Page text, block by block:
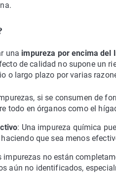
una impureza por encima del
de calidad no supone un
o largo plazo por varias
si se consumen de
todo en órganos como el
: Una impureza química
que sea menos
impurezas no están
aún no identificados,